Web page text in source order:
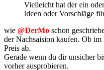
Vielleicht hat der ein
Ideen oder Vorschläge
wie @DerMo schon
der Nachsaision kaufen. Ob
Preis ab.
Gerade wenn du dir unsicher
vorher ausprobieren.